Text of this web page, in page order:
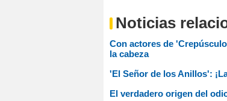
Noticias
Con actores de
la cabeza
'El Señor de los Anillos':
El verdadero origen del